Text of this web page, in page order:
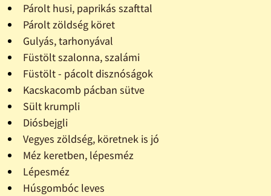
Párolt husi, paprikás szafttal
Párolt zöldség köret
Gulyás, tarhonyával
Füstölt szalonna, szalámi
Füstölt - pácolt disznóságok
Kacskacomb pácban sütve
Sült krumpli
Diósbejgli
Vegyes zöldség, köretnek is jó
Méz keretben, lépesméz
Lépesméz
Húsgombóc leves